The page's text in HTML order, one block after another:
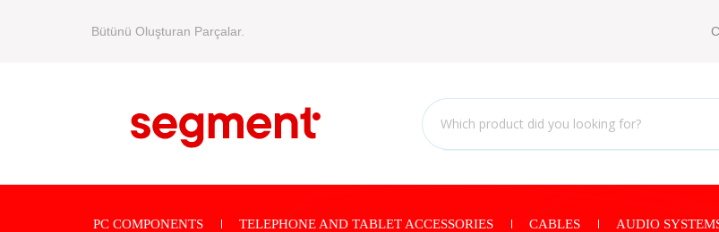
Bütünü Oluşturan Parçalar.
PC COMPONENTS TELEPHONE AND TABLET ACCESSORIES CABLES AUDIO